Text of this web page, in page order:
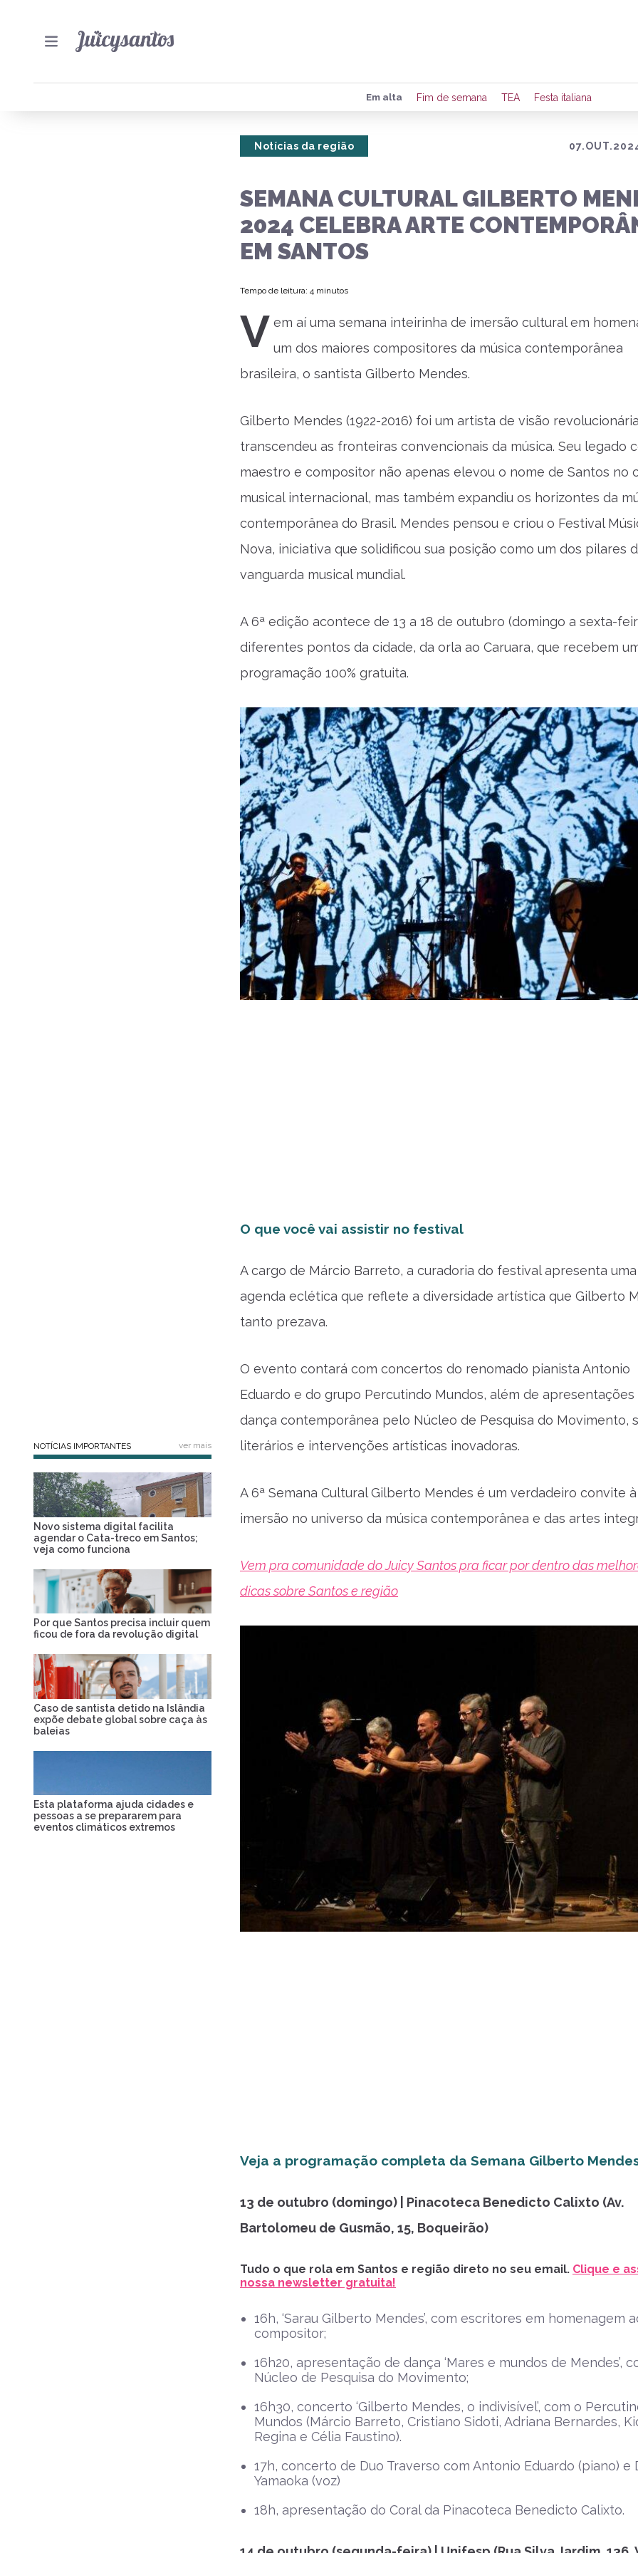
Preencha seus dados para
de eventos e notícias da
Em alta Fim de semana TEA Festa italiana
Notícias da região
SEMANA CULTURAL GILBERTO
2024 CELEBRA ARTE
EM SANTOS
Tempo de leitura: 4 minutos
V em aí uma semana inteirinha de imersão cultural em
um dos maiores compositores da música contemporânea
brasileira, o santista Gilberto Mendes.
Gilberto Mendes (1922-2016) foi um artista de visão
transcendeu as fronteiras convencionais da música. Seu legado
maestro e compositor não apenas elevou o nome de Santos no
musical internacional, mas também expandiu os horizontes da
contemporânea do Brasil. Mendes pensou e criou o Festival
Nova, iniciativa que solidificou sua posição como um dos pilares
vanguarda musical mundial.
A 6ª edição acontece de 13 a 18 de outubro (domingo a sexta-
diferentes pontos da cidade, da orla ao Caruara, que recebem
programação 100% gratuita.
O que você vai assistir no festival
A cargo de Márcio Barreto, a curadoria do festival apresenta uma
agenda eclética que reflete a diversidade artística que Gilberto
tanto prezava.
O evento contará com concertos do renomado pianista Antonio
Eduardo e do grupo Percutindo Mundos, além de apresentações
dança contemporânea pelo Núcleo de Pesquisa do Movimento,
literários e intervenções artísticas inovadoras.
A 6ª Semana Cultural Gilberto Mendes é um verdadeiro convite à
imersão no universo da música contemporânea e das artes
Vem pra comunidade do Juicy Santos pra ficar por dentro das
dicas sobre Santos e região
Veja a programação completa da Semana Gilberto
13 de outubro (domingo) | Pinacoteca Benedicto Calixto (Av.
Bartolomeu de Gusmão, 15, Boqueirão)
Tudo o que rola em Santos e região direto no seu email. Clique e
nossa newsletter gratuita!
16h, ‘Sarau Gilberto Mendes’, com escritores em homenagem
compositor;
16h20, apresentação de dança ‘Mares e mundos de Mendes’,
Núcleo de Pesquisa do Movimento;
16h30, concerto ‘Gilberto Mendes, o indivisível’, com o
Mundos (Márcio Barreto, Cristiano Sidoti, Adriana Bernardes,
Regina e Célia Faustino).
17h, concerto de Duo Traverso com Antonio Eduardo (piano) e
Yamaoka (voz)
18h, apresentação do Coral da Pinacoteca Benedicto Calixto.
NOTÍCIAS IMPORTANTES ver mais
Novo sistema digital facilita
agendar o Cata-treco em Santos;
veja como funciona
Por que Santos precisa incluir quem
ficou de fora da revolução digital
Caso de santista detido na Islândia
expõe debate global sobre caça às
baleias
Esta plataforma ajuda cidades e
pessoas a se prepararem para
eventos climáticos extremos